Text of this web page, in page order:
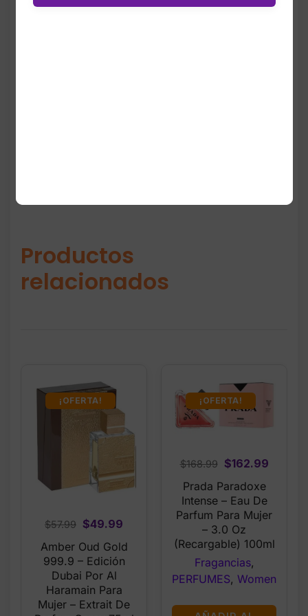
Fabricada con materiales duraderos y
Productos
relacionados
¡OFERTA!
$57.99 Original
price
was:
$57.99.
$49.99
price
is:
Amber Oud Gold
999.9 – Edición
Dubai Por Al
Haramain Para
Mujer – Extrait De
¡OFERTA!
$168.99
Original
price
was:
$168.99.
$162.99
Prada Paradoxe
Intense – Eau De
Parfum Para Mujer
– 3.0 Oz
(Recargable) 100ml
Fragancias,
PERFUMES, Women